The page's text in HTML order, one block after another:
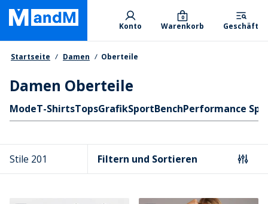
Skip
main
content
Primary departments
Konto Warenkorb
0
Geschäft
Brotkrumen
Startseite Damen Oberteile
Damen Oberteile
Schnellzugriff
ModeT-ShirtsTopsGrafikSportBenchPerformance
Stile 201 Filtern und Sortieren